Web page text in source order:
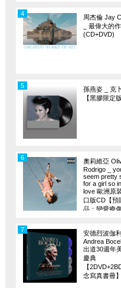
周杰倫 Jay
_ 最偉大的
(CD+DVD)
4
孫燕姿 _ 克
【黑膠限定版
5
奧莉維亞
Rodrigo _
seem pretty
for a girl so in
love 歐洲原
口版CD【預
品：戀愛療
6
安德烈波伽利
Andrea
出道30週年
慶典
【
念寫真書冊】
7